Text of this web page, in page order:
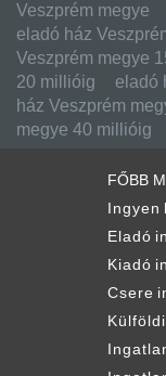
Veszprém megye
eladó ház
Veszprém megye
20 millióig
eladó
ház Veszprém
megye 40 millióig
FŐBB
Ingyen
Eladó
Kiadó
Csere